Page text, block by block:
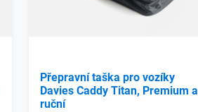
Přepravní taška pro vozíky
Davies Caddy Titan, Premium a
ruční